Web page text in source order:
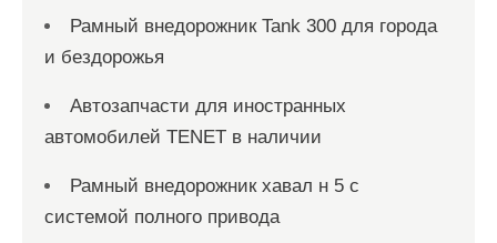
Рамный внедорожник Tank 300 для города
и бездорожья
Автозапчасти для иностранных
автомобилей TENET в наличии
Рамный внедорожник хавал н 5 с
системой полного привода